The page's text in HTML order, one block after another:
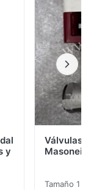
y
Válvulas
Tamaño 1